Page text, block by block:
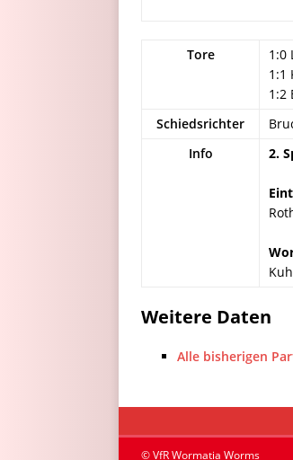
Tore
1:0
1:1
1:2
Schiedsrichter
Info
2.
Weitere Daten
Alle bisherigen
© VfR Wormatia Worms